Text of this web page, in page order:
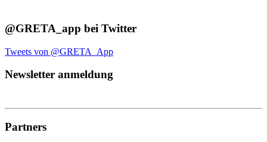
@GRETA_app bei Twitter
Tweets von @GRETA_App
Newsletter anmeldung
Partners